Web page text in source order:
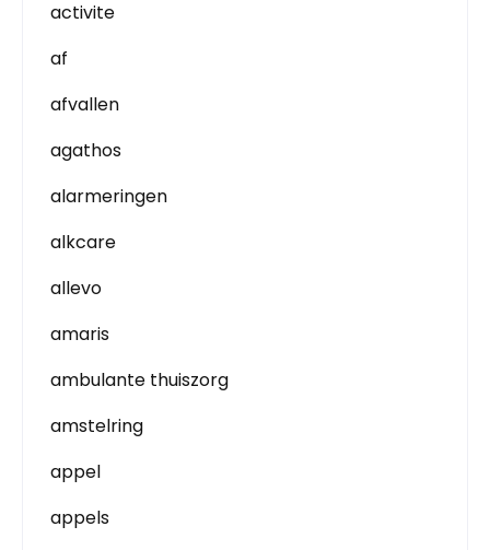
activite
af
afvallen
agathos
alarmeringen
alkcare
allevo
amaris
ambulante thuiszorg
amstelring
appel
appels